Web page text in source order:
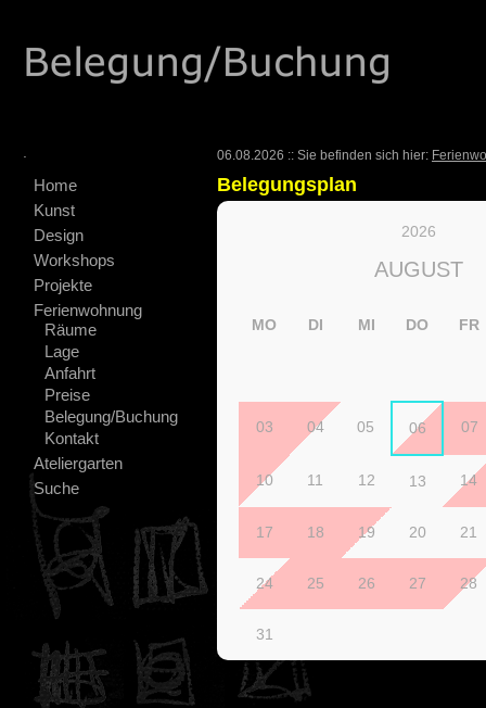
Home
Kunst
Design
Workshops
Projekte
Ferienwohnung
Räume
Lage
Anfahrt
Preise
Belegung/Buchung
Kontakt
Ateliergarten
Suche
06.08.2026 :: Sie befinden sich hier:
Belegungsplan
2026
AUGUST
MO DI MI DO FR
03 04 05 06 07
10 11 12 13 14
17 18 19 20 21
24 25 26 27 28
31